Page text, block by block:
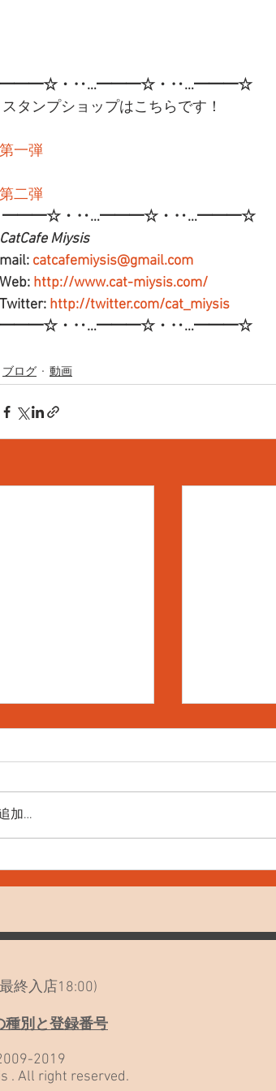
━━━☆・‥…━━━☆・‥…━━━☆
スタンプショップはこちらです！
第一弾
第二弾
━━━☆・‥…━━━☆・‥…━━━☆
CatCafe Miysis
mail: catcafemiysis@gmail.com
Web: http://www.cat-miysis.com/
Twitter: http://twitter.com/cat_miysis
━━━☆・‥…━━━☆・‥…━━━☆
ブログ 動画
) 世界ねこの日
X(Twitter)
めてご来店をお考
(お子様とのご利用
ご利用について 26
祝日の営業時間が変
「野良だったんだ
のねこたち
加…
終入店18:00)
種別と登録番号
2019
. All right reserved.